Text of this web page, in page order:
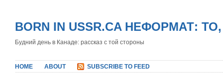
BORN IN USSR.CA НЕФОРМАТ:
Будний день в Канаде: рассказ с той стороны
HOME ABOUT SUBSCRIBE TO FEED